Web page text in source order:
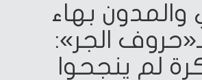
بهاء
الجر»:
لم ينجحوا